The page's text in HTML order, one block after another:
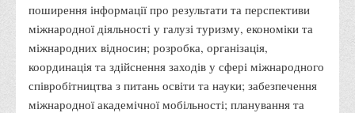
Бібліотека
Музей грошей
Студенту
Довідник студента
поширення інформації про результати та перспективи
міжнародної діяльності у галузі туризму, економіки та
міжнародних відносин; розробка, організація,
координація та здійснення заходів у сфері міжнародного
співробітництва з питань освіти та науки; забезпечення
міжнародної академічної мобільності; планування та